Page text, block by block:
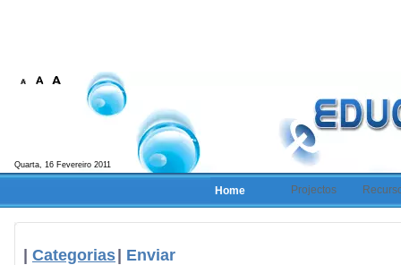
Quarta, 16 Fevereiro 2011
Home Projectos
Categorias Enviar